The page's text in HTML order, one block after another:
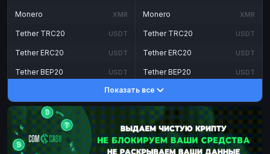
Monero XMR
Tether TRC20 USDT
Tether ERC20 USDT
Tether BEP20 USDT
DASH
Toncoin TON
Dogecoin DOGE
TRX TRON
Monero XMR
Tether TRC20 USDT
Tether ERC20 USDT
Tether BEP20 USDT
DASH
Toncoin TON
Dogecoin DOGE
TRX TRON
Показать все